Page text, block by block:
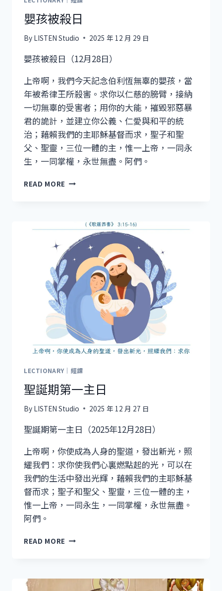
嬰孩被殺日
By LISTEN Studio 2025 年 12 月 29 日
嬰孩被殺日（12月28日）
上帝啊，我們今天記念伯利恆無辜的嬰孩，當
年被希律王所殺害。求你以仁慈的膀臂，接納
一切無辜的受害者；用你的大能，摧毀邪惡暴
君的詭計，並建立你公義、仁愛與和平的統
治；藉賴我們的主耶穌基督而求，聖子和聖
父、聖靈，三位一體的主，惟一上帝，一同永
生，一同掌權，永世無盡。阿們。
READ MORE
LECTIONARY｜經課
聖誕期第一主日
By LISTEN Studio 2025 年 12 月 27 日
聖誕期第一主日（2025年12月28日）
上帝啊，你使成為人身的聖道，發出新光，照
耀我們：求你使我們心裏燃點起的光，可以在
我們的生活中發出光輝，藉賴我們的主耶穌基
督而求；聖子和聖父、聖靈，三位一體的主，
惟一上帝，一同永生，一同掌權，永世無盡。
阿們。
READ MORE
一